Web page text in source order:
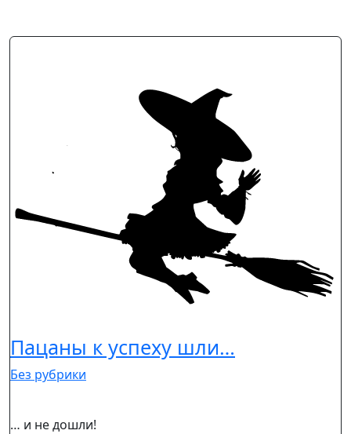
Пацаны к успеху шли…
Без рубрики
… и не дошли!